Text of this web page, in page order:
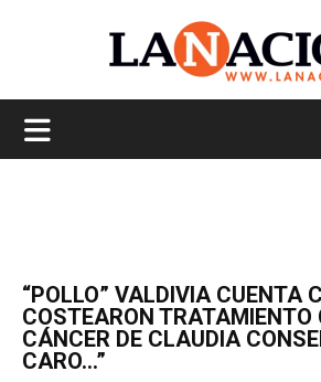
“POLLO” VALDIVIA CUENTA
COSTEARON TRATAMIENTO
CÁNCER DE CLAUDIA
CARO…”